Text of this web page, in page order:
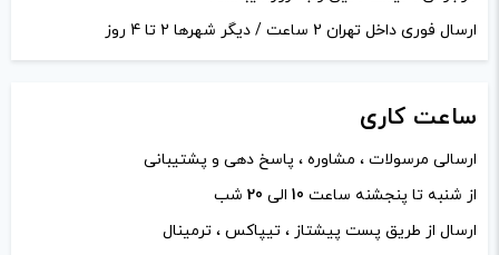
ارسال فوری داخل تهران 2 ساعت / دیگر شهرها 2 تا 4 روز
ساعت کاری
ارسالی مرسولات ، مشاوره ، پاسخ دهی و پشتیبانی
از شنبه تا پنجشنه ساعت 10 الی 20 شب
ارسال از طریق پست پیشتاز ، تیپاکس ، ترمینال